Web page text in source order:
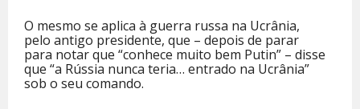
O mesmo se aplica à guerra russa na Ucrânia,
pelo antigo presidente, que – depois de parar
para notar que “conhece muito bem Putin” – disse
que “a Rússia nunca teria… entrado na Ucrânia”
sob o seu comando.